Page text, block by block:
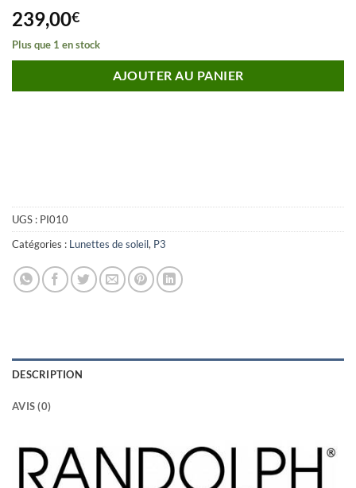
239,00€
Plus que 1 en stock
AJOUTER AU PANIER
UGS : PI010
Catégories : Lunettes de soleil, P3
DESCRIPTION
AVIS (0)